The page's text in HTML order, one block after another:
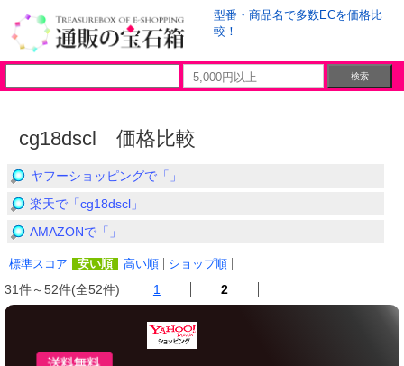
型番・商品名で多数ECを価格比
較！
cg18dscl 価格比較
ヤフーショッピングで「」
楽天で「cg18dscl」
AMAZONで「」
標準スコア 安い順 高い順 ショップ順
31件～52件(全52件) 1 2